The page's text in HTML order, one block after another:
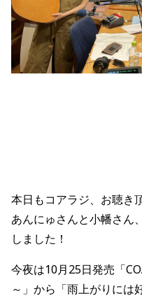
本日もコアラジ、お聴き
あんにゅさんと小幡さん
しました！
今夜は10月25日発売「
～」から「雨上がりには